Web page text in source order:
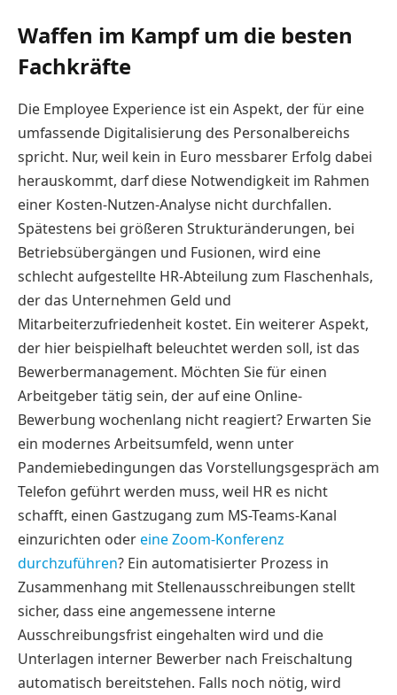
Waffen im Kampf um die besten
Fachkräfte
Die Employee Experience ist ein Aspekt, der für eine
umfassende Digitalisierung des Personalbereichs
spricht. Nur, weil kein in Euro messbarer Erfolg dabei
herauskommt, darf diese Notwendigkeit im Rahmen
einer Kosten-Nutzen-Analyse nicht durchfallen.
Spätestens bei größeren Strukturänderungen, bei
Betriebsübergängen und Fusionen, wird eine
schlecht aufgestellte HR-Abteilung zum Flaschenhals,
der das Unternehmen Geld und
Mitarbeiterzufriedenheit kostet. Ein weiterer Aspekt,
der hier beispielhaft beleuchtet werden soll, ist das
Bewerbermanagement. Möchten Sie für einen
Arbeitgeber tätig sein, der auf eine Online-
Bewerbung wochenlang nicht reagiert? Erwarten Sie
ein modernes Arbeitsumfeld, wenn unter
Pandemiebedingungen das Vorstellungsgespräch am
Telefon geführt werden muss, weil HR es nicht
schafft, einen Gastzugang zum MS-Teams-Kanal
einzurichten odereine Zoom-Konferenz
durchzuführen? Ein automatisierter Prozess in
Zusammenhang mit Stellenausschreibungen stellt
sicher, dass eine angemessene interne
Ausschreibungsfrist eingehalten wird und die
Unterlagen interner Bewerber nach Freischaltung
automatisch bereitstehen. Falls noch nötig, wird